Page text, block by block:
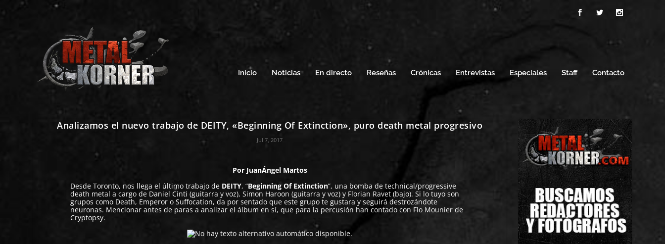
Inicio Noticias En directo Reseñas Crónicas Entrevistas Especiales Staff Contacto
Analizamos el nuevo trabajo de DEITY, «Beginning Of Extinction», puro death metal progresivo
Jul 7, 2017
Por JuanÁngel Martos
Desde Toronto, nos llega el último trabajo de DEITY, “Beginning Of Extinction”, una bomba de technical/progressive
death metal a cargo de Daniel Cinti (guitarra y voz), Simon Haroon (guitarra y voz) y Florian Ravet (bajo). Si lo tuyo son
grupos como Death, Emperor o Suffocation, da por sentado que este grupo te gustara y seguirá destrozándote
neuronas. Mencionar antes de paras a analizar el álbum en sí, que para la percusión han contado con Flo Mounier de
Cryptopsy.